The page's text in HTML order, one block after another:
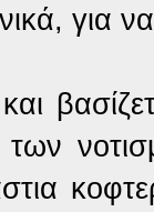
για
και